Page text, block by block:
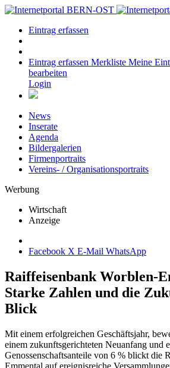
Eintrag erfassen
Eintrag erfassen Merkliste Meine
bearbeiten
Login
News
Inserate
Agenda
Bildergalerien
Firmenportraits
Vereins- / Organisationsportraits
Werbung
Wirtschaft
Anzeige
Facebook X E-Mail WhatsApp
Raiffeisenbank Worblen-
Starke Zahlen und die
Blick
Mit einem erfolgreichen Geschäftsjahr,
einem zukunftsgerichteten Neuanfang und
Genossenschaftsanteile von 6 % blickt die
Emmental auf ereignisreiche